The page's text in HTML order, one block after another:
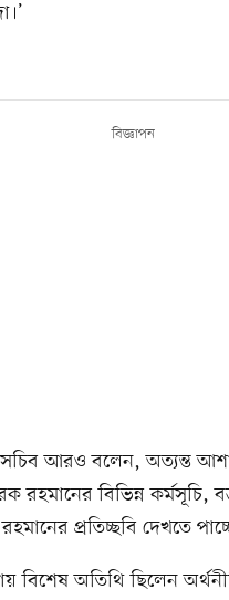
বিজ্ঞাপন
আরও বলেন, অত্যন্ত
রহমানের বিভিন্ন কর্মসূচি,
প্রতিচ্ছবি দেখতে
বিশেষ অতিথি ছিলেন